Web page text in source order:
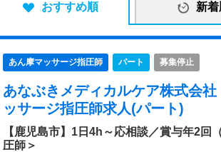
おすすめ順 新
あん摩マッサージ指圧師 パート 募集停止
あなぶきメディカルケア株式会
ッサージ指圧師求人(パート)
【鹿児島市】1日4h～応相談／賞与年2
圧師＞